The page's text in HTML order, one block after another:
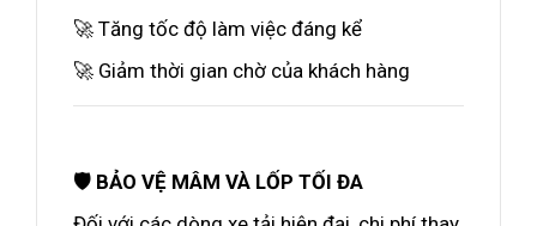
🚀 Tăng tốc độ làm việc đáng kể
🚀 Giảm thời gian chờ của khách hàng
🛡️ BẢO VỆ MÂM VÀ LỐP TỐI ĐA